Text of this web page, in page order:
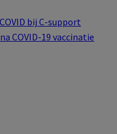
bij C-support
COVID-19 vaccinatie